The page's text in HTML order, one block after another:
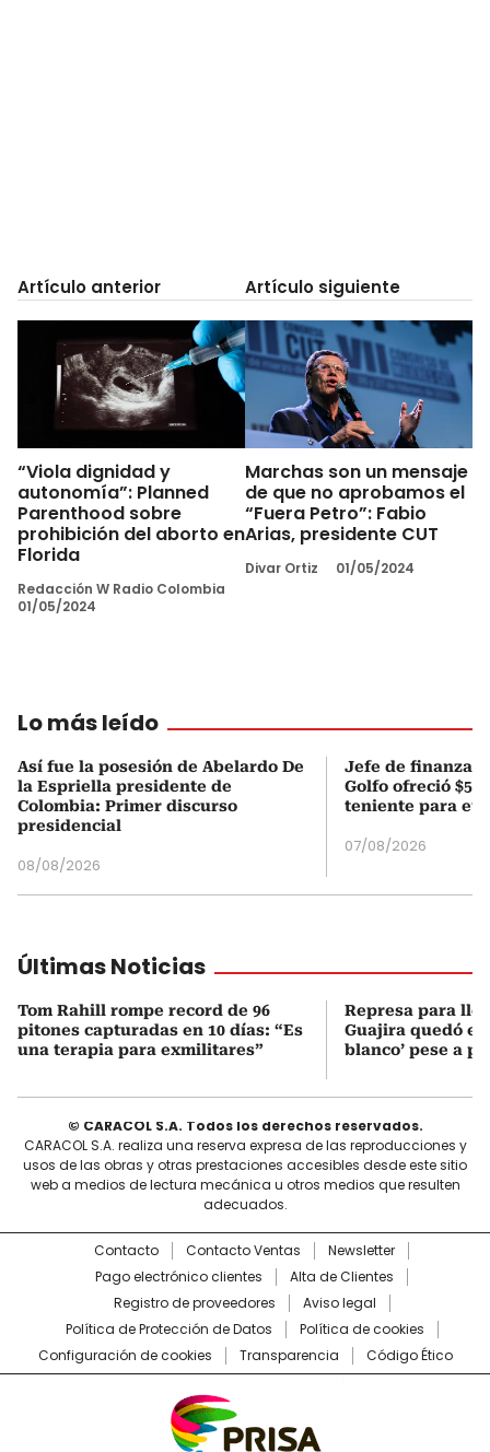
Artículo anterior
“Viola dignidad y
autonomía”: Planned
Parenthood sobre
prohibición del aborto en
Florida
Redacción W Radio Colombia
01/05/2024
Artículo siguiente
Marchas son un mensaje
de que no aprobamos el
“Fuera Petro”: Fabio
Arias, presidente CUT
Divar Ortiz 01/05/2024
Lo más leído
Así fue la posesión de Abelardo De
la Espriella presidente de
Colombia: Primer discurso
presidencial
08/08/2026
Jefe de finanzas
Golfo ofreció
teniente para
07/08/2026
Últimas Noticias
Tom Rahill rompe record de 96
pitones capturadas en 10 días: “Es
una terapia para exmilitares”
Represa para
Guajira quedó en
blanco’ pese a
© CARACOL S.A. Todos los derechos reservados.
CARACOL S.A. realiza una reserva expresa de las reproducciones y
usos de las obras y otras prestaciones accesibles desde este sitio
web a medios de lectura mecánica u otros medios que resulten
adecuados.
Contacto Contacto Ventas
Newsletter
Pago electrónico clientes
Alta de Clientes
Registro de proveedores
Aviso legal
Política de Protección de Datos
Política de cookies
Configuración de cookies
Transparencia Código Ético